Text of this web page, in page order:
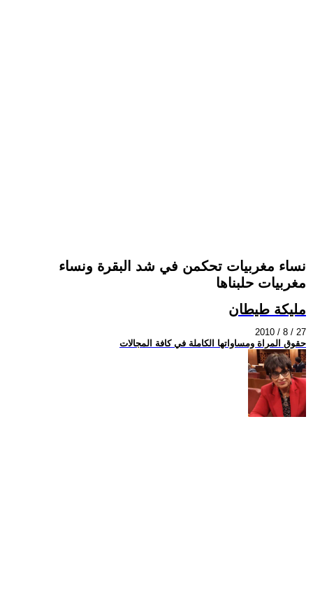
نساء مغربيات تحكمن في شد البقرة ونساء
مغربيات حلبناها
مليكة طيطان
2010 / 8 / 27
حقوق المراة ومساواتها الكاملة في كافة المجالات